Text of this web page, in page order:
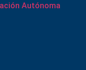
Autónoma